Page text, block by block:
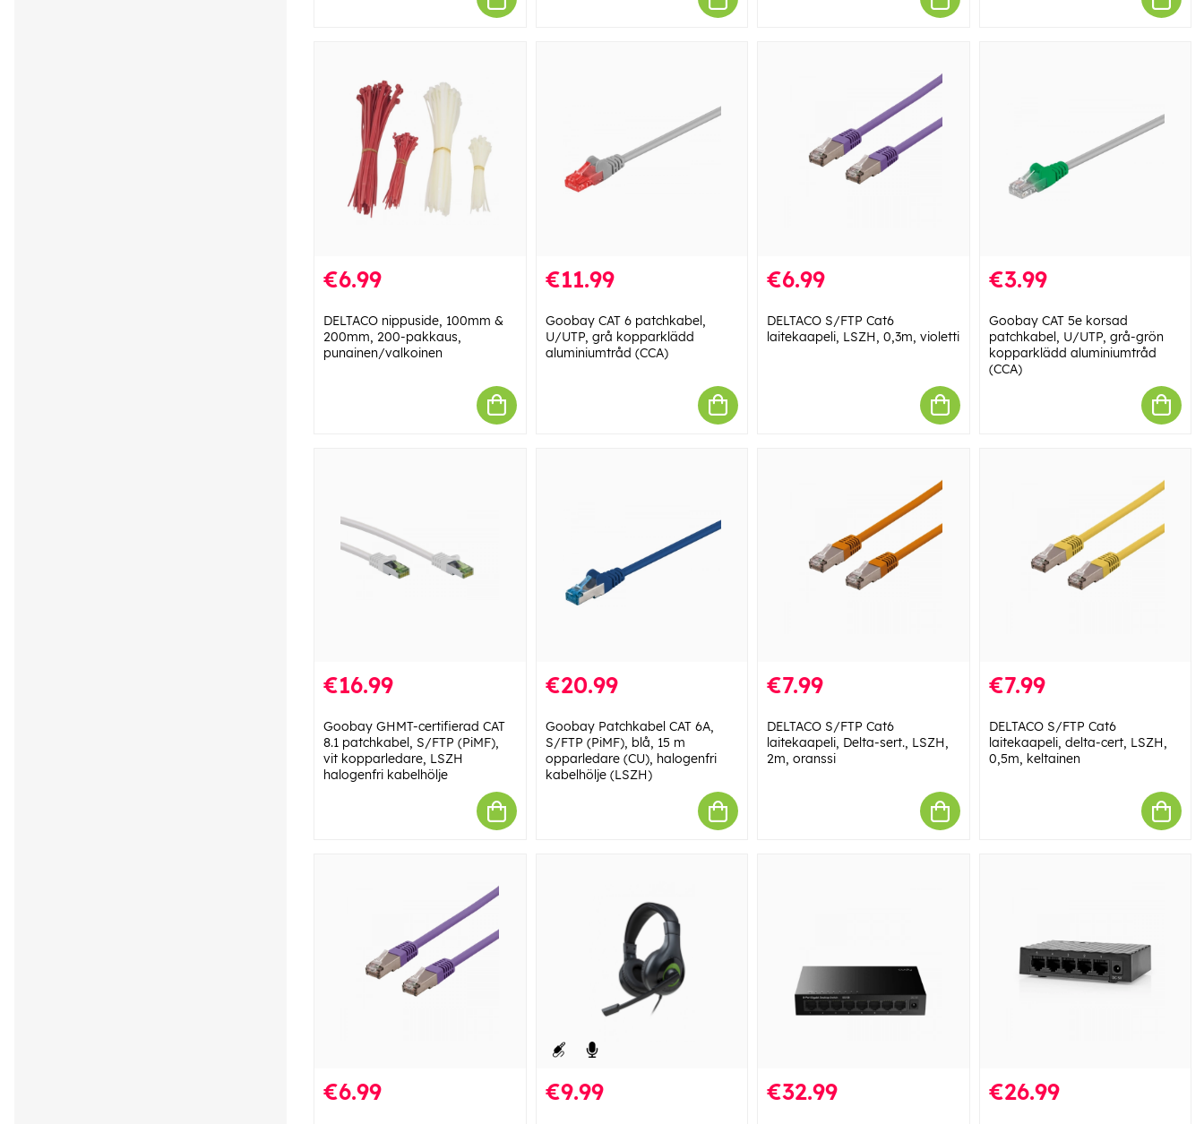
€6.99
DELTACO nippuside, 100mm &
200mm, 200-pakkaus,
punainen/valkoinen
€11.99
Goobay CAT 6 patchkabel,
U/UTP, grå kopparklädd
aluminiumtråd (CCA)
€6.99
DELTACO S/FTP Cat6
laitekaapeli, LSZH, 0,3m, violetti
€3.99
Goobay CAT 5e korsad
patchkabel, U/UTP, grå-grön
kopparklädd aluminiumtråd
(CCA)
€16.99
Goobay GHMT-certifierad CAT
8.1 patchkabel, S/FTP (PiMF),
vit kopparledare, LSZH
halogenfri kabelhölje
€20.99
Goobay Patchkabel CAT 6A,
S/FTP (PiMF), blå, 15 m
opparledare (CU), halogenfri
kabelhölje (LSZH)
€7.99
DELTACO S/FTP Cat6
laitekaapeli, Delta-sert., LSZH,
2m, oranssi
€7.99
DELTACO S/FTP Cat6
laitekaapeli, delta-cert, LSZH,
0,5m, keltainen
€6.99 €9.99 €32.99 €26.99